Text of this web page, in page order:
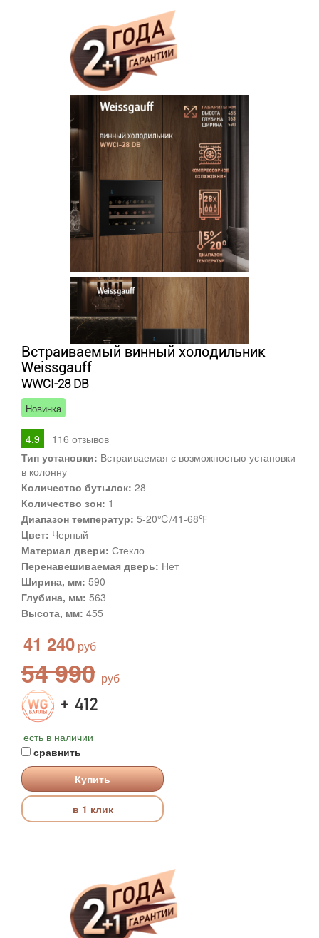
Встраиваемый винный холодильник
Weissgauff
WWCI-28 DB
Новинка
4.9 116 отзывов
Тип установки: Встраиваемая с возможностью установки
в колонну
Количество бутылок: 28
Количество зон: 1
Диапазон температур: 5-20℃/41-68℉
Цвет: Черный
Материал двери: Стекло
Перенавешиваемая дверь: Нет
Ширина, мм: 590
Глубина, мм: 563
Высота, мм: 455
41 240
54 990
+ 412
есть в наличии
сравнить
Купить
в 1 клик